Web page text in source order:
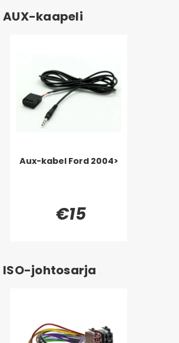
AUX-kaapeli
Aux-kabel Ford 2004>
€15
ISO-johtosarja